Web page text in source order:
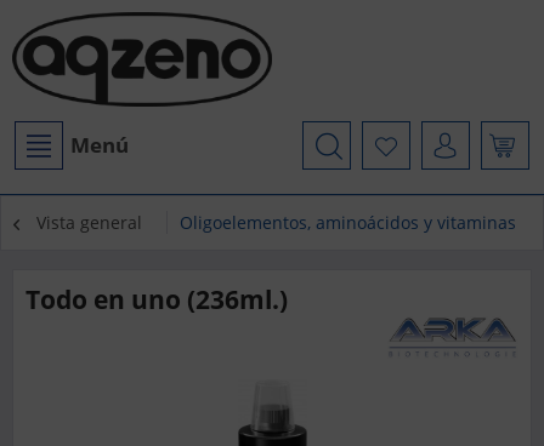
Menú
Vista general Oligoelementos, aminoácidos y vitaminas
Todo en uno (236ml.)